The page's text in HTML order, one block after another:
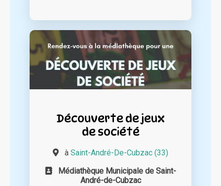
Découverte de jeux
de société
à Saint-André-De-Cubzac (33)
Médiathèque Municipale de Saint-
André-de-Cubzac